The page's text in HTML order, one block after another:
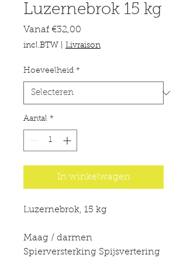
Luzernebrok 15 kg
Vanaf €32,00
incl.BTW Livraison
Hoeveelheid *
Aantal *
In winkelwagen
Luzernebrok, 15 kg
Maag / darmen
Spierversterking Spijsvertering